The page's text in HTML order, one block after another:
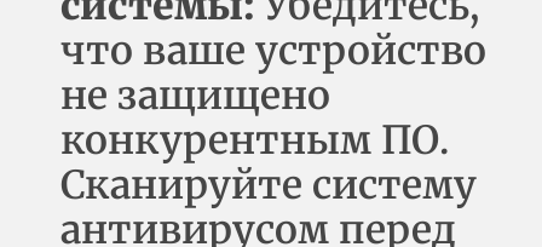
что ваше устройство
не защищено
конкурентным ПО.
Сканируйте систему
антивирусом перед